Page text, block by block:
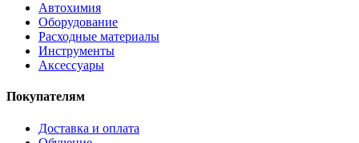
Автохимия
Оборудование
Расходные материалы
Инструменты
Аксессуары
Покупателям
Доставка и оплата